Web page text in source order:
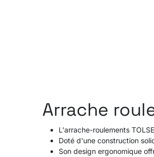
Arrache
L'arrache-roulements
Doté d'une construction
Son design ergonomique